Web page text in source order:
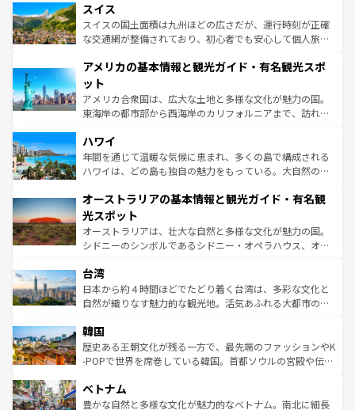
を参照してほしい。
は、お酒好きな人にはぜひ体験してほしい。 なお、新着の
ドイツ情報はコンテンツ一覧を参照してほしい。
リアごとに異なる魅力がある。また、優雅なアフタヌーン
ティー、ビール好きにはたまらない英国パブ、サッカー観
戦など、本場だからこそできる体験も豊富。イギリスを旅
ンツ一覧を参照してほしい。
スイス
スイスの国土面積は九州ほどの広さだが、運行時刻が正確
な交通網が整備されており、初心者でも安心して個人旅行
の建物がそのまま残る町や、スイスならではのユニークな
博物館もあり、アルプス観光だけでなく町歩きも満喫する
ことができる。国民の所得が高いため物価も高いが、旅行
者向けの交通パス提供のサービスもあり、うまく活用すれ
着のスイス情報は
アメリカの基本情報と観光ガイド・有名観光スポ
ット
アメリカ合衆国は、広大な土地と多様な文化が魅力の国。
東海岸の都市部から西海岸のカリフォルニアまで、訪れる
のような巨大都市は、観光、ショッピング、エンターテイ
ンメントが詰まった刺激的なスポットだ。一方、アメリカ
西部には大自然が広がり、グランドキャニオンやイエロー
部のニューオーリンズでは、音楽と美食が融合した独特の
文化が魅力。旅行者はアメリカの各地域で異なる魅力を楽
しみながら、その多様性と豊かな歴史を感じることができ
るだろう。車でのロードトリップや列車の旅も、アメリカ
情報は
ハワイ
年間を通じて温暖な気候に恵まれ、多くの島で構成される
ハワイは、どの島も独自の魅力をもっている。大自然の神
ワイ島は見逃せない。また、定番の観光地といえばオアフ
島だが、静かな自然を求めるならマウイ島やカウアイ島が
おすすめ。エメラルドグリーンに輝く海をはじめ、豊かな
文化や歴史が息づいている。「アロハスピリット」と呼ば
人々、おいしいローカルフードやハワイアンミュージッ
ク、伝統的なフラダンスなど、すべてがハワイの魅力を彩
っている。訪れるたびに新しい発見と感動が待っているハ
はコンテンツ一覧
オーストラリアの基本情報と観光ガイド・有名観
光スポット
オーストラリアは、壮大な自然と多様な文化が魅力の国。
シドニーのシンボルであるシドニー・オペラハウス、オー
リアリーフや大陸中央部にそびえるウルル（エアーズロッ
ク）、タスマニアの美しい原生林やケアンズの熱帯雨林な
ど、見どころがたくさん。また、カフェやワイン、オージ
いる。アクティビティも充実しており、サーフィンやダイ
ビング、ハイキングなど、アウトドア好きにはたまらな
い。オーストラリアの多彩な魅力を存分に味わいつくそ
参照してほしい。
台湾
日本から約４時間ほどでたどり着く台湾は、多彩な文化と
自然が織りなす魅力的な観光地。活気あふれる大都市の台
ン）、静ひつな山岳地帯である台湾東部など、都市の喧騒
と山間の静けさが共存しており、訪れる人に新しい発見と
驚きをもたらしてくれる。また、奥深い台湾の食文化も魅
容にもいいと評判のスイーツなど、バラエティ豊かな料理
が味わえる。 なお、新着の台湾情報は コンテンツ一覧を参
韓国
歴史ある王朝文化が残る一方で、最先端のファッションやK
-POPで世界を席巻している韓国。首都ソウルの宮殿や伝統
き、地方に足を延ばせば四季折々の自然美を楽しむことが
できる。そして、キムチや焼肉、絶品のストリートフード
ベトナム
豊かな自然と多様な文化が魅力的なベトナム。南北に細長